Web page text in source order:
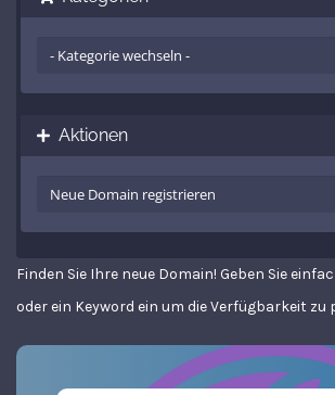
Aktionen
Finden Sie Ihre neue Domain! Geben Sie
oder ein Keyword ein um die Verfügbarkeit zu